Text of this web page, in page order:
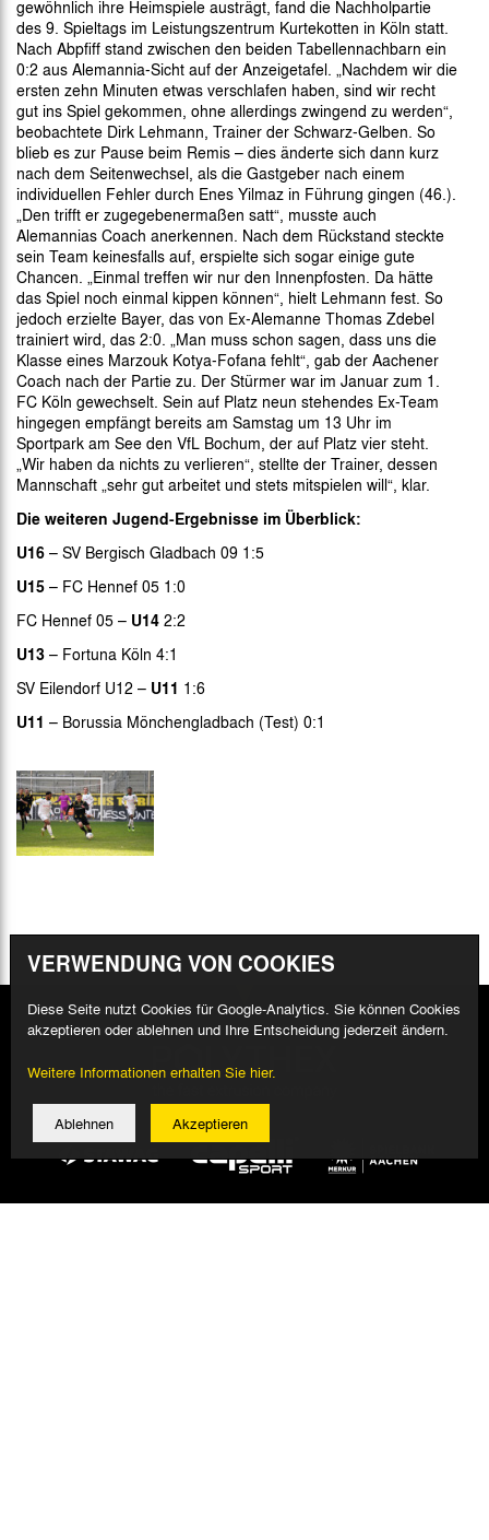
gewöhnlich ihre Heimspiele austrägt, fand die Nachholpartie
des 9. Spieltags im Leistungszentrum Kurtekotten in Köln statt.
Nach Abpfiff stand zwischen den beiden Tabellennachbarn ein
0:2 aus Alemannia-Sicht auf der Anzeigetafel. „Nachdem wir die
ersten zehn Minuten etwas verschlafen haben, sind wir recht
gut ins Spiel gekommen, ohne allerdings zwingend zu werden“,
beobachtete Dirk Lehmann, Trainer der Schwarz-Gelben. So
blieb es zur Pause beim Remis – dies änderte sich dann kurz
nach dem Seitenwechsel, als die Gastgeber nach einem
individuellen Fehler durch Enes Yilmaz in Führung gingen (46.).
„Den trifft er zugegebenermaßen satt“, musste auch
Alemannias Coach anerkennen. Nach dem Rückstand steckte
sein Team keinesfalls auf, erspielte sich sogar einige gute
Chancen. „Einmal treffen wir nur den Innenpfosten. Da hätte
das Spiel noch einmal kippen können“, hielt Lehmann fest. So
jedoch erzielte Bayer, das von Ex-Alemanne Thomas Zdebel
trainiert wird, das 2:0. „Man muss schon sagen, dass uns die
Klasse eines Marzouk Kotya-Fofana fehlt“, gab der Aachener
Coach nach der Partie zu. Der Stürmer war im Januar zum 1.
FC Köln gewechselt. Sein auf Platz neun stehendes Ex-Team
hingegen empfängt bereits am Samstag um 13 Uhr im
Sportpark am See den VfL Bochum, der auf Platz vier steht.
„Wir haben da nichts zu verlieren“, stellte der Trainer, dessen
Mannschaft „sehr gut arbeitet und stets mitspielen will“, klar.
Die weiteren Jugend-Ergebnisse im Überblick:
U16 – SV Bergisch Gladbach 09 1:5
U15 – FC Hennef 05 1:0
FC Hennef 05 – U14 2:2
U13 – Fortuna Köln 4:1
SV Eilendorf U12 – U11 1:6
U11 – Borussia Mönchengladbach (Test) 0:1
VERWENDUNG VON COOKIES
Diese Seite nutzt Cookies für Google-Analytics. Sie können Cookies
akzeptieren oder ablehnen und Ihre Entscheidung jederzeit ändern.
Weitere Informationen erhalten Sie hier.
Ablehnen Akzeptieren